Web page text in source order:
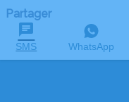
Partager
SMS WhatsApp